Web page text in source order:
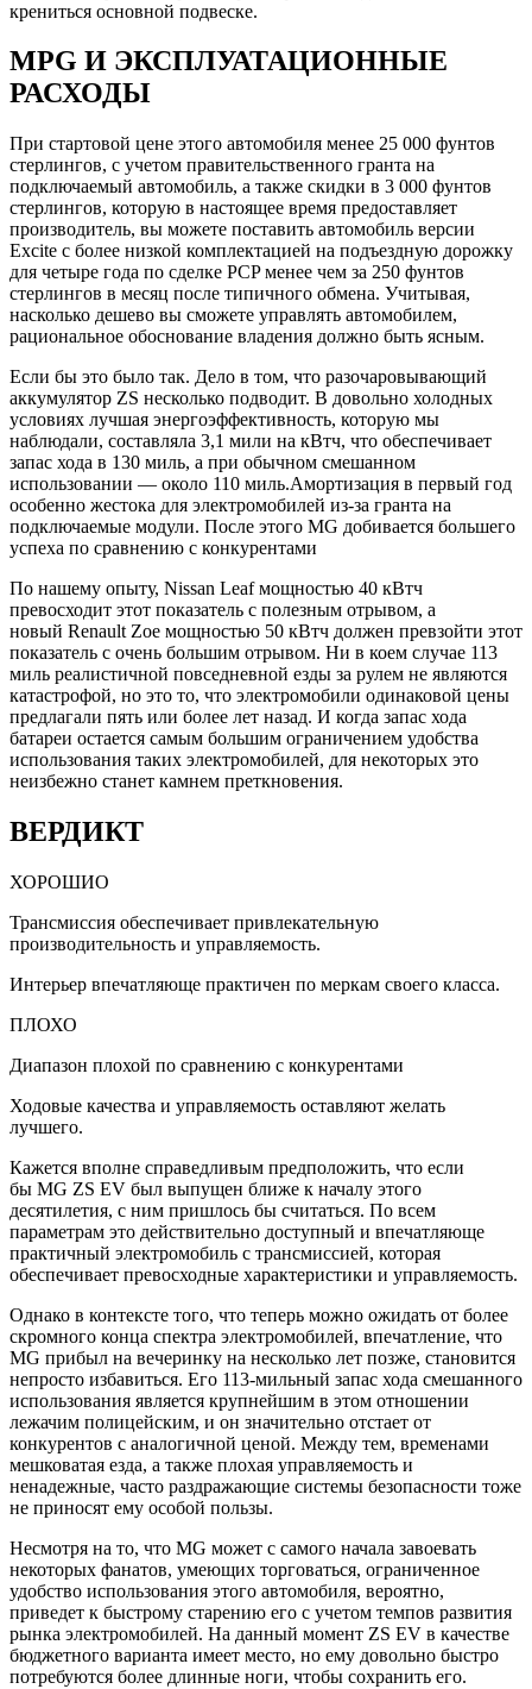
крениться основной подвеске.
MPG И ЭКСПЛУАТАЦИОННЫЕ
РАСХОДЫ
При стартовой цене этого автомобиля менее 25 000 фунтов
стерлингов, с учетом правительственного гранта на
подключаемый автомобиль, а также скидки в 3 000 фунтов
стерлингов, которую в настоящее время предоставляет
производитель, вы можете поставить автомобиль версии
Excite с более низкой комплектацией на подъездную дорожку
для четыре года по сделке PCP менее чем за 250 фунтов
стерлингов в месяц после типичного обмена. Учитывая,
насколько дешево вы сможете управлять автомобилем,
рациональное обоснование владения должно быть ясным.
Если бы это было так. Дело в том, что разочаровывающий
аккумулятор ZS несколько подводит. В довольно холодных
условиях лучшая энергоэффективность, которую мы
наблюдали, составляла 3,1 мили на кВтч, что обеспечивает
запас хода в 130 миль, а при обычном смешанном
использовании — около 110 миль.Амортизация в первый год
особенно жестока для электромобилей из-за гранта на
подключаемые модули. После этого MG добивается большего
успеха по сравнению с конкурентами
По нашему опыту, Nissan Leaf мощностью 40 кВтч
превосходит этот показатель с полезным отрывом, а
новый Renault Zoe мощностью 50 кВтч должен превзойти этот
показатель с очень большим отрывом. Ни в коем случае 113
миль реалистичной повседневной езды за рулем не являются
катастрофой, но это то, что электромобили одинаковой цены
предлагали пять или более лет назад. И когда запас хода
батареи остается самым большим ограничением удобства
использования таких электромобилей, для некоторых это
неизбежно станет камнем преткновения.
ВЕРДИКТ
ХОРОШИО
Трансмиссия обеспечивает привлекательную
производительность и управляемость.
Интерьер впечатляюще практичен по меркам своего класса.
ПЛОХО
Диапазон плохой по сравнению с конкурентами
Ходовые качества и управляемость оставляют желать
лучшего.
Кажется вполне справедливым предположить, что если
бы MG ZS EV был выпущен ближе к началу этого
десятилетия, с ним пришлось бы считаться. По всем
параметрам это действительно доступный и впечатляюще
практичный электромобиль с трансмиссией, которая
обеспечивает превосходные характеристики и управляемость.
Однако в контексте того, что теперь можно ожидать от более
скромного конца спектра электромобилей, впечатление, что
MG прибыл на вечеринку на несколько лет позже, становится
непросто избавиться. Его 113-мильный запас хода смешанного
использования является крупнейшим в этом отношении
лежачим полицейским, и он значительно отстает от
конкурентов с аналогичной ценой. Между тем, временами
мешковатая езда, а также плохая управляемость и
ненадежные, часто раздражающие системы безопасности тоже
не приносят ему особой пользы.
Несмотря на то, что MG может с самого начала завоевать
некоторых фанатов, умеющих торговаться, ограниченное
удобство использования этого автомобиля, вероятно,
приведет к быстрому старению его с учетом темпов развития
рынка электромобилей. На данный момент ZS EV в качестве
бюджетного варианта имеет место, но ему довольно быстро
потребуются более длинные ноги, чтобы сохранить его.